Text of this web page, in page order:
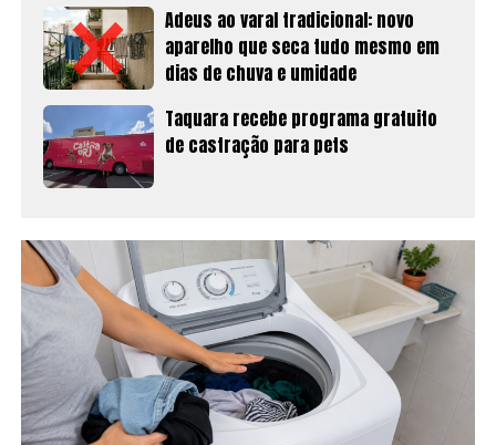
Adeus ao varal tradicional: novo
aparelho que seca tudo mesmo em
dias de chuva e umidade
Taquara recebe programa gratuito
de castração para pets